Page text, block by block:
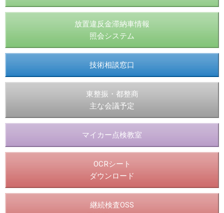
放置違反金滞納車情報
照会システム
技術相談窓口
東整振・都整商
主な会議予定
マイカー点検教室
OCRシート
ダウンロード
継続検査OSS